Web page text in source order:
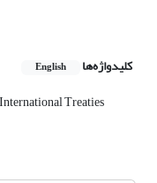
کلیدواژه‌ها English
International Treaties